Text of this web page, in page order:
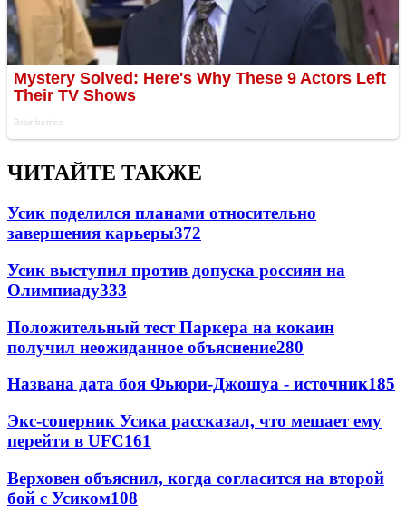
ЧИТАЙТЕ ТАКЖЕ
Усик поделился планами относительно
завершения карьеры372
Усик выступил против допуска россиян на
Олимпиаду333
Положительный тест Паркера на кокаин
получил неожиданное объяснение280
Названа дата боя Фьюри-Джошуа - источник185
Экс-соперник Усика рассказал, что мешает ему
перейти в UFC161
Верховен объяснил, когда согласится на второй
бой с Усиком108